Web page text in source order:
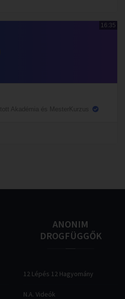
16:35
Akadémia és MesterKurzus
ANONIM
DROGFÜGGŐK
12 Lépés 12 Hagyomány
N.A. Videók